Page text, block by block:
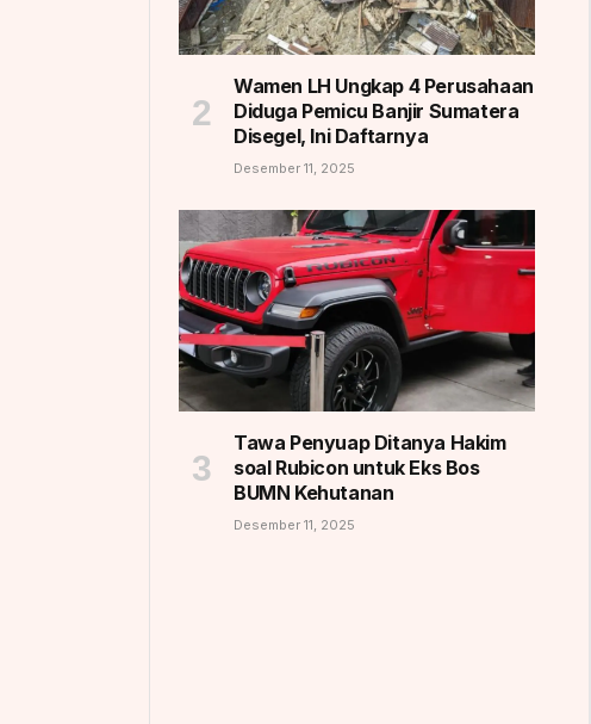
Wamen LH Ungkap 4 Perusahaan
Diduga Pemicu Banjir Sumatera
Disegel, Ini Daftarnya
Desember 11, 2025
Tawa Penyuap Ditanya Hakim
soal Rubicon untuk Eks Bos
BUMN Kehutanan
Desember 11, 2025